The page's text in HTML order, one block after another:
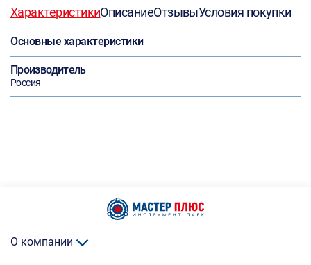
ХарактеристикиОписаниеОтзывыУсловия покупки
Основные характеристики
Производитель
Россия
О компании